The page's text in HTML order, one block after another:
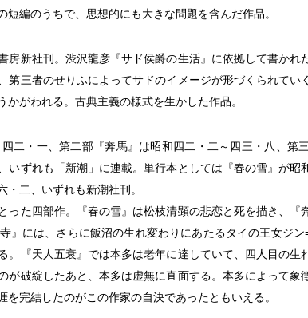
編のうちで、思想的にも大きな問題を含んだ作品。
房新社刊。渋沢龍彦『サド侯爵の生活』に依拠して書かれ
第三者のせりふによってサドのイメージが形づくられてい
がわれる。古典主義の様式を生かした作品。
二・一、第二部『奔馬』は昭和四二・二～四三・八、第
ずれも「新潮」に連載。単行本としては『春の雪』が昭
二、いずれも新潮社刊。
た四部作。『春の雪』は松枝清顕の悲恋と死を描き、『
』には、さらに飯沼の生れ変わりにあたるタイの王女ジ
。『天人五衰』では本多は老年に達していて、四人目の生
が破綻したあと、本多は虚無に直面する。本多によって象
完結したのがこの作家の自決であったともいえる。